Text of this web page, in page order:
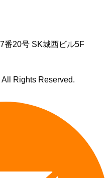
番20号 SK城西ビル5F
Rights Reserved.